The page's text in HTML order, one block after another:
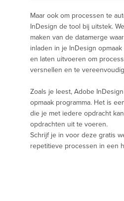
Maar ook om processen te
InDesign de tool bij uitstek.
maken van de datamerge
inladen in je InDesign
en laten uitvoeren om
versnellen en te
Zoals je leest, Adobe
opmaak programma. Het is
die je met iedere opdracht
opdrachten uit te voeren.
Schrijf je in voor deze gratis
repetitieve processen in een